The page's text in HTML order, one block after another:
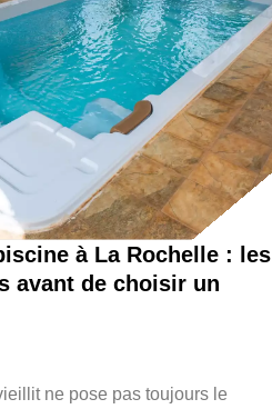
à La Rochelle : les
avant de choisir un
ne pose pas toujours le